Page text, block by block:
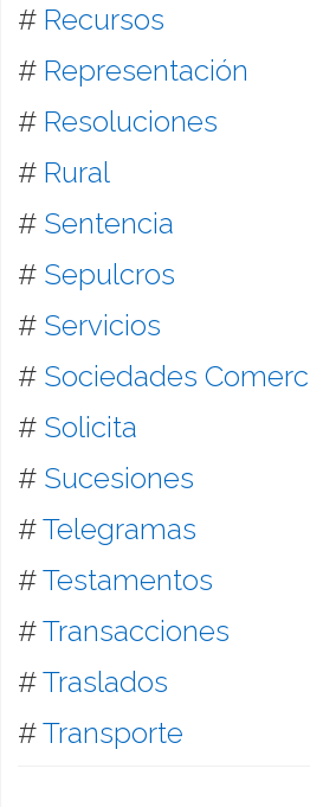
# Recursos
# Representación
# Resoluciones
# Rural
# Sentencia
# Sepulcros
# Servicios
# Sociedades
# Solicita
# Sucesiones
#Telegramas
#Testamentos
#Transacciones
#Traslados
#Transporte